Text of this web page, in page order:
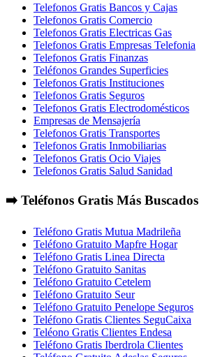
Telefonos Gratis Bancos y Cajas
Telefonos Gratis Comercio
Telefonos Gratis Electricas Gas
Telefonos Gratis Empresas Telefonia
Telefonos Gratis Finanzas
Teléfonos Grandes Superficies
Telefonos Gratis Instituciones
Telefonos Gratis Seguros
Telefonos Gratis Electrodomésticos
Empresas de Mensajería
Telefonos Gratis Transportes
Telefonos Gratis Inmobiliarias
Telefonos Gratis Ocio Viajes
Telefonos Gratis Salud Sanidad
➡️ Teléfonos Gratis Más Buscados
Teléfono Gratis Mutua Madrileña
Teléfono Gratuito Mapfre Hogar
Teléfono Gratis Linea Directa
Teléfono Gratuito Sanitas
Teléfono Gratuito Cetelem
Teléfono Gratuito Seur
Teléfono Gratuito Penelope Seguros
Teléfono Gratis Clientes SeguCaixa
Teléono Gratis Clientes Endesa
Teléfono Gratis Iberdrola Clientes